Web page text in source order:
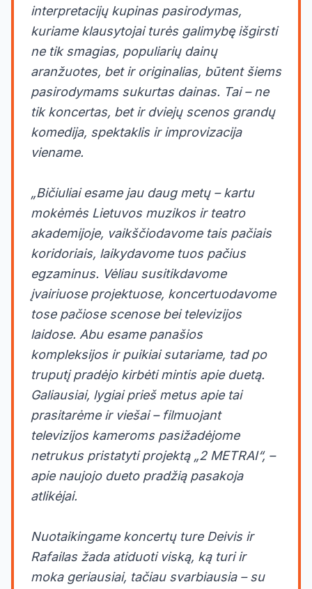
interpretacijų kupinas pasirodymas,
kuriame klausytojai turės galimybę išgirsti
ne tik smagias, populiarių dainų
aranžuotes, bet ir originalias, būtent šiems
pasirodymams sukurtas dainas. Tai – ne
tik koncertas, bet ir dviejų scenos grandų
komedija, spektaklis ir improvizacija
viename.
„Bičiuliai esame jau daug metų – kartu
mokėmės Lietuvos muzikos ir teatro
akademijoje, vaikščiodavome tais pačiais
koridoriais, laikydavome tuos pačius
egzaminus. Vėliau susitikdavome
įvairiuose projektuose, koncertuodavome
tose pačiose scenose bei televizijos
laidose. Abu esame panašios
kompleksijos ir puikiai sutariame, tad po
truputį pradėjo kirbėti mintis apie duetą.
Galiausiai, lygiai prieš metus apie tai
prasitarėme ir viešai – filmuojant
televizijos kameroms pasižadėjome
netrukus pristatyti projektą „2 METRAI“, –
apie naujojo dueto pradžią pasakoja
atlikėjai.
Nuotaikingame koncertų ture Deivis ir
Rafailas žada atiduoti viską, ką turi ir
moka geriausiai, tačiau svarbiausia – su